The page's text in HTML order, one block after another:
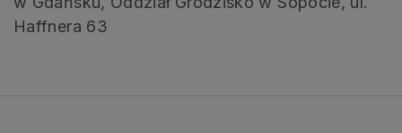
Haffnera 63